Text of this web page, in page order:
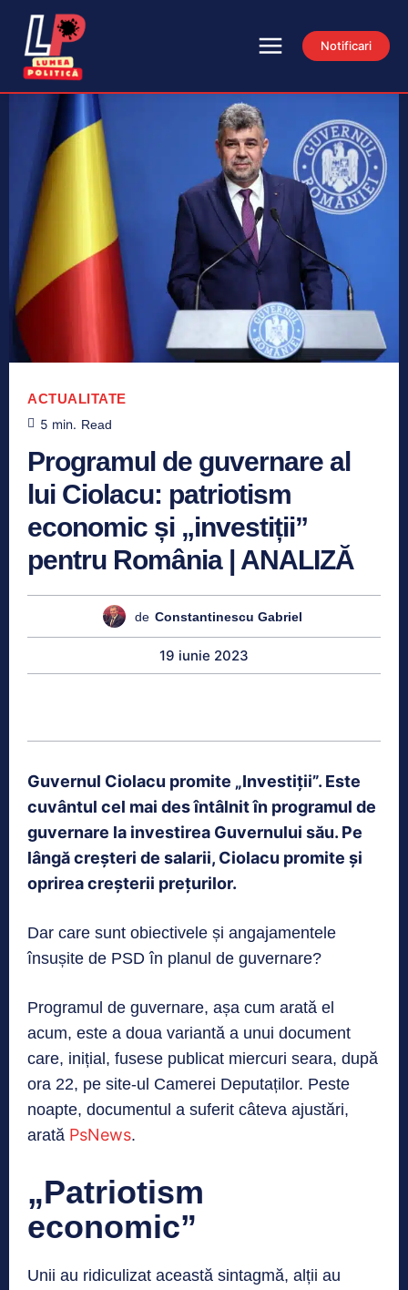
Notificari
ACTUALITATE
5 min. Read
Programul de guvernare al
lui Ciolacu: patriotism
economic și „investiții”
pentru România | ANALIZĂ
de Constantinescu Gabriel
19 iunie 2023
Guvernul Ciolacu promite „Investiții”. Este
cuvântul cel mai des întâlnit în programul de
guvernare la investirea Guvernului său. Pe
lângă creșteri de salarii, Ciolacu promite și
oprirea creșterii prețurilor.
Dar care sunt obiectivele și angajamentele
însușite de PSD în planul de guvernare?
Programul de guvernare, așa cum arată el
acum, este a doua variantă a unui document
care, inițial, fusese publicat miercuri seara, după
ora 22, pe site-ul Camerei Deputaților. Peste
noapte, documentul a suferit câteva ajustări,
arată PsNews.
„Patriotism
economic”
Unii au ridiculizat această sintagmă, alții au